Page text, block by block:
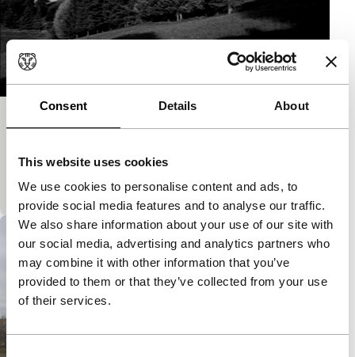
Consent Details About
This website uses cookies
We use cookies to personalise content and ads, to
provide social media features and to analyse our traffic.
We also share information about your use of our site with
our social media, advertising and analytics partners who
may combine it with other information that you’ve
provided to them or that they’ve collected from your use
of their services.
Die Hütte
Over het legendarische onderkomen van de Duitse
filosoof Martin Heidegger in het Zwarte Woud.